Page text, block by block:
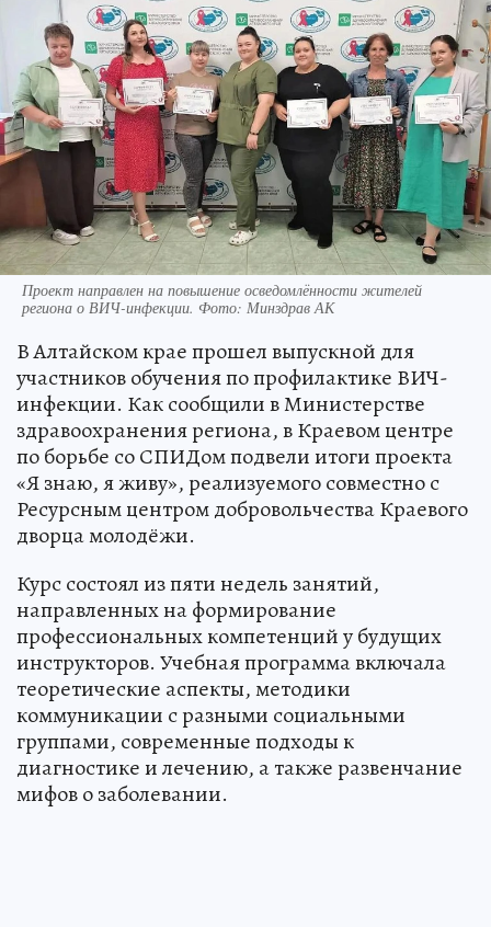
Проект направлен на повышение осведомлённости жителей
региона о ВИЧ-инфекции. Фото: Минздрав АК
В Алтайском крае прошел выпускной для
участников обучения по профилактике ВИЧ-
инфекции. Как сообщили в Министерстве
здравоохранения региона, в Краевом центре
по борьбе со СПИДом подвели итоги проекта
«Я знаю, я живу», реализуемого совместно с
Ресурсным центром добровольчества Краевого
дворца молодёжи.
Курс состоял из пяти недель занятий,
направленных на формирование
профессиональных компетенций у будущих
инструкторов. Учебная программа включала
теоретические аспекты, методики
коммуникации с разными социальными
группами, современные подходы к
диагностике и лечению, а также развенчание
мифов о заболевании.